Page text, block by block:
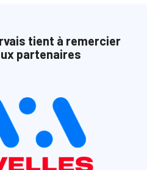
tient à remercier
partenaires